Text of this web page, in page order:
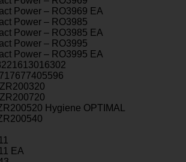
Power – RO3969 EA
Power – RO3985
Power – RO3985 EA
Power – RO3995
Power – RO3995 EA
Hygiene OPTIMAL
EA